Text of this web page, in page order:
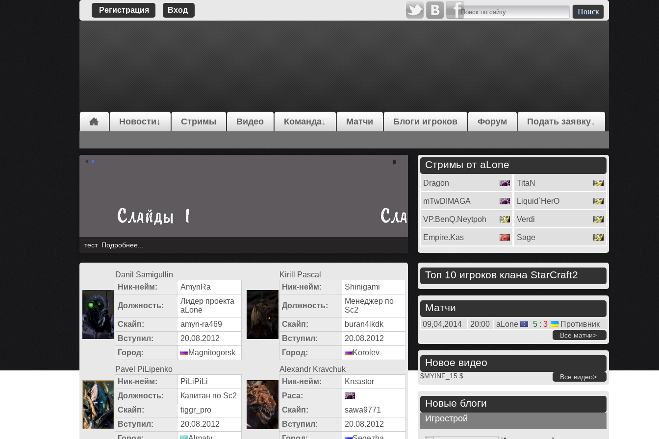
Регистрация Вход
Новости↓ Стримы Видео Команда↓ Матчи Блоги игроков Форум Подать заявку↓
тест Подробнее...
Стримы от aLone
Dragon TitaN
mTwDIMAGA Liquid`HerO
VP.BenQ.Neytpoh Verdi
Empire.Kas Sage
Danil Samigullin
Ник-нейм:
AmynRa
Должность:
Лидер проекта
aLone
Скайп:
amyn-ra469
Вступил:
20.08.2012
Город:
Magnitogorsk
Kirill Pascal
Ник-нейм:
Shinigami
Должность:
Менеджер по
Sс2
Скайп:
buran4ikdk
Вступил:
20.08.2012
Город:
Korolev
Pavel PiLipenko
Ник-нейм:
PiLiPiLi
Должность:
Капитан по Sc2
Скайп:
tiggr_pro
Вступил:
20.08.2012
Alexandr Kravchuk
Ник-нейм:
Kreastor
Раса:
Скайп:
sawa9771
Вступил:
20.08.2012
Топ 10 игроков клана StarCraft2
Матчи
09,04,2014 20:00 aLone 5 : 3 Противник
Все матчи>
Новое видео
$MYINF_15 $ Все видео>
Новые блоги
Игрострой